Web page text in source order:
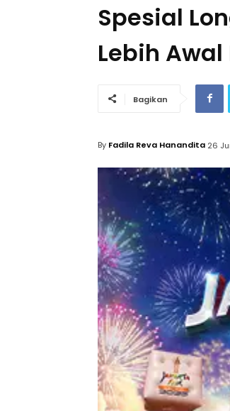
Spesial
Lebih
Bagikan
By Fadila Reva Hanandita 26